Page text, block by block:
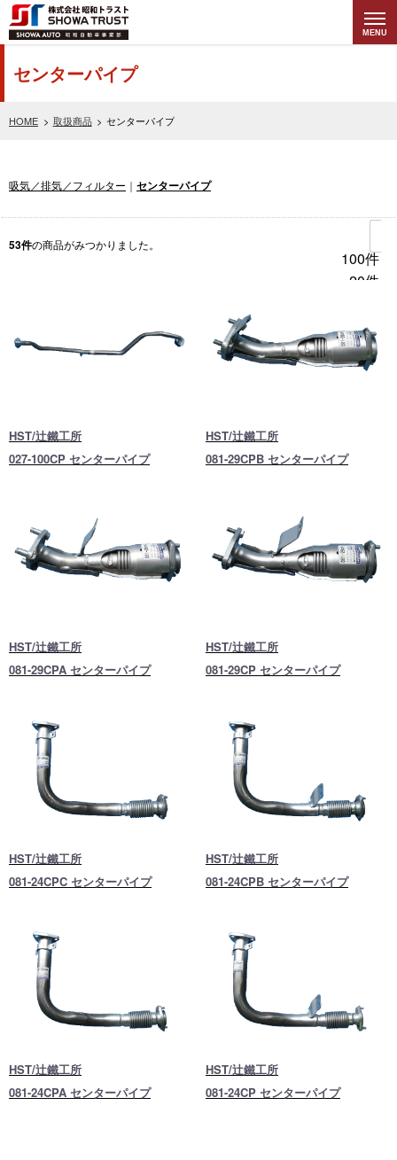
株式会社昭和トラ
スト (SHOWA
MENU
HOME 取扱商品 センターパイプ
センターパイプ
吸気／排気／フィルター センターパイプ
53件の商品がみつかりました。
HST/辻鐵工所
027-100CP センターパイプ
HST/辻鐵工所
081-29CPB センターパイプ
HST/辻鐵工所
081-29CPA センターパイプ
HST/辻鐵工所
081-29CP センターパイプ
HST/辻鐵工所
081-24CPC センターパイプ
HST/辻鐵工所
081-24CPB センターパイプ
HST/辻鐵工所
081-24CPA センターパイプ
HST/辻鐵工所
081-24CP センターパイプ